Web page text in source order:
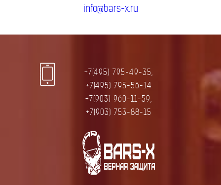
info@bars-x.ru
+7(495) 795-49-35,
+7(495) 795-56-14
+7(903) 960-11-59,
+7(903) 753-88-15